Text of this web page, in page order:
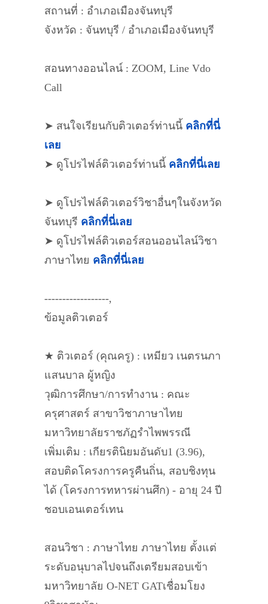
สถานที่ : อำเภอเมืองจันทบุรี
จังหวัด : จันทบุรี / อำเภอเมืองจันทบุรี
สอนทางออนไลน์ : ZOOM, Line Vdo
Call
➤ สนใจเรียนกับติวเตอร์ท่านนี้ คลิกที่นี่
เลย
➤ ดูโปรไฟล์ติวเตอร์ท่านนี้ คลิกที่นี่เลย
➤ ดูโปรไฟล์ติวเตอร์วิชาอื่นๆในจังหวัด
จันทบุรี คลิกที่นี่เลย
➤ ดูโปรไฟล์ติวเตอร์สอนออนไลน์วิชา
ภาษาไทย คลิกที่นี่เลย
------------------,
ข้อมูลติวเตอร์
★ ติวเตอร์ (คุณครู) : เหมียว เนตรนภา
แสนบาล ผู้หญิง
วุฒิการศึกษา/การทำงาน : คณะ
ครุศาสตร์ สาขาวิชาภาษาไทย
มหาวิทยาลัยราชภัฏรำไพพรรณี
เพิ่มเติม : เกียรตินิยมอันดับ1 (3.96),
สอบติดโครงการครูคืนถิ่น, สอบชิงทุน
ได้ (โครงการทหารผ่านศึก) - อายุ 24 ปี
ชอบเอนเตอร์เทน
สอนวิชา : ภาษาไทย ภาษาไทย ตั้งแต่
ระดับอนุบาลไปจนถึงเตรียมสอบเข้า
มหาวิทยาลัย O-NET GATเชื่อมโยง